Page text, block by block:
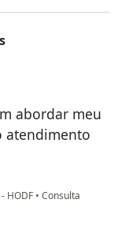
abordar meu
atendimento
HODF • Consulta
Matos